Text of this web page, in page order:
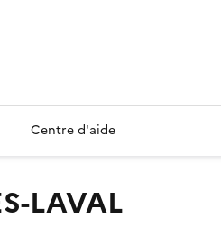
Centre d'aide
LAVAL